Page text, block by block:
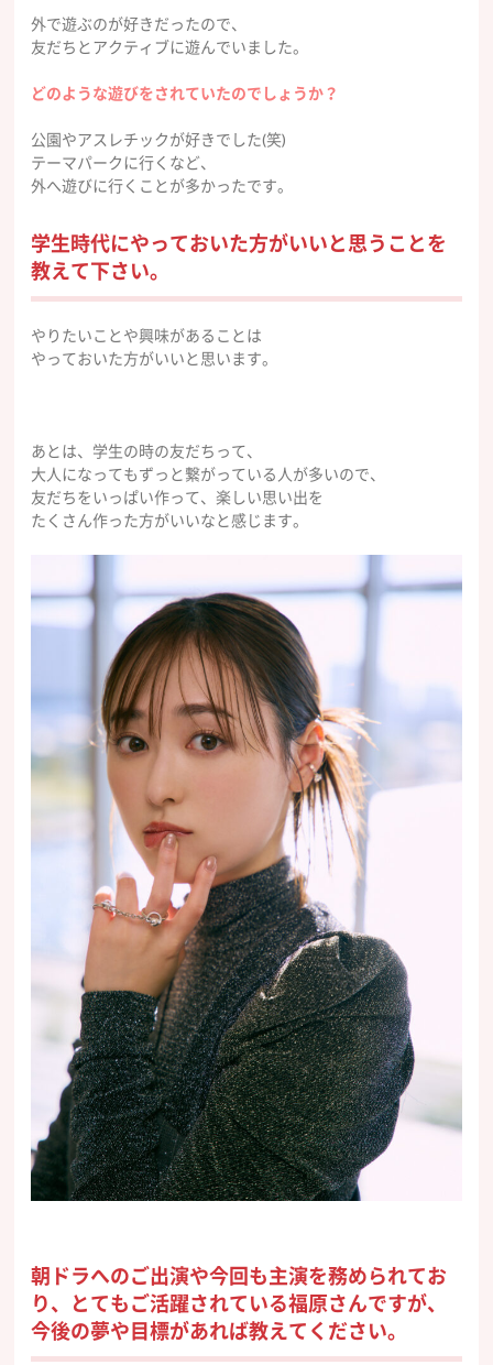
外で遊ぶのが好きだったので、
友だちとアクティブに遊んでいました。
どのような遊びをされていたのでしょうか？
公園やアスレチックが好きでした(笑)
テーマパークに行くなど、
外へ遊びに行くことが多かったです。
学生時代にやっておいた方がいいと思うことを
教えて下さい。
やりたいことや興味があることは
やっておいた方がいいと思います。
あとは、学生の時の友だちって、
大人になってもずっと繋がっている人が多いので、
友だちをいっぱい作って、楽しい思い出を
たくさん作った方がいいなと感じます。
朝ドラへのご出演や今回も主演を務められてお
り、とてもご活躍されている福原さんですが、
今後の夢や目標があれば教えてください。